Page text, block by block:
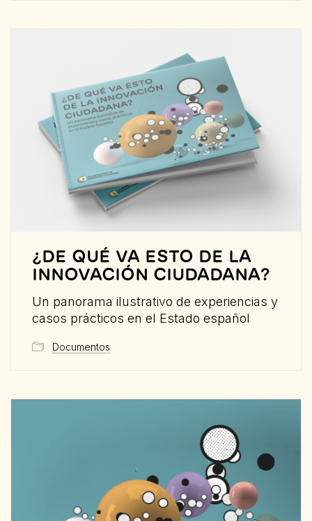
¿DE QUÉ VA ESTO DE LA
INNOVACIÓN CIUDADANA?
Un panorama ilustrativo de experiencias y
casos prácticos en el Estado español
Documentos